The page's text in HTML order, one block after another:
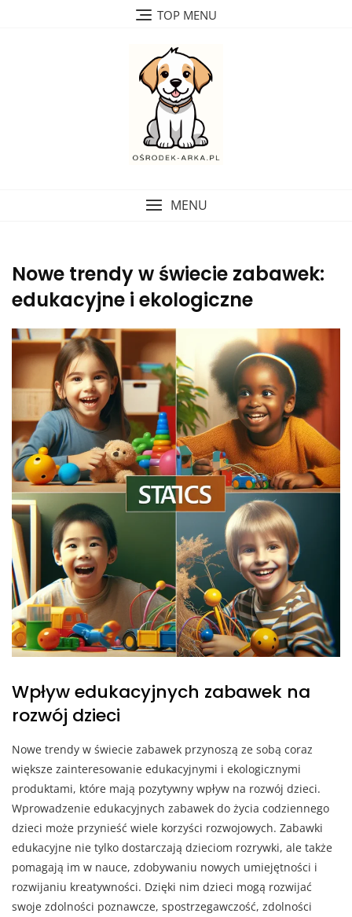
TOP MENU
MENU
Nowe trendy w świecie zabawek:
edukacyjne i ekologiczne
Wpływ edukacyjnych zabawek na
rozwój dzieci
Nowe trendy w świecie zabawek przynoszą ze sobą coraz
większe zainteresowanie edukacyjnymi i ekologicznymi
produktami, które mają pozytywny wpływ na rozwój dzieci.
Wprowadzenie edukacyjnych zabawek do życia codziennego
dzieci może przynieść wiele korzyści rozwojowych. Zabawki
edukacyjne nie tylko dostarczają dzieciom rozrywki, ale także
pomagają im w nauce, zdobywaniu nowych umiejętności i
rozwijaniu kreatywności. Dzięki nim dzieci mogą rozwijać
swoje zdolności poznawcze, spostrzegawczość, zdolności